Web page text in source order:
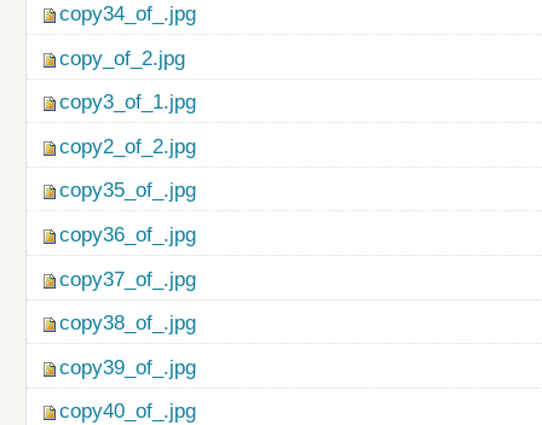
copy34_of_.jpg
copy_of_2.jpg
copy3_of_1.jpg
copy2_of_2.jpg
copy35_of_.jpg
copy36_of_.jpg
copy37_of_.jpg
copy38_of_.jpg
copy39_of_.jpg
copy40_of_.jpg